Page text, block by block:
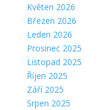
Květen 2026
Březen 2026
Leden 2026
Prosinec 2025
Listopad 2025
Říjen 2025
Září 2025
Srpen 2025